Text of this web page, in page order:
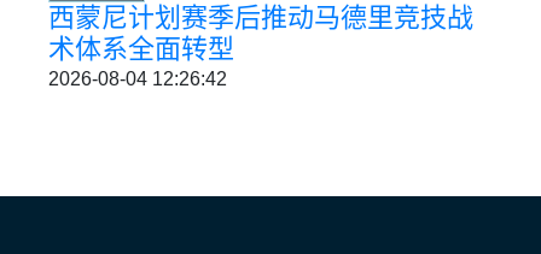
西蒙尼计划赛季后推动马德里竞技战
术体系全面转型
2026-08-04 12:26:42